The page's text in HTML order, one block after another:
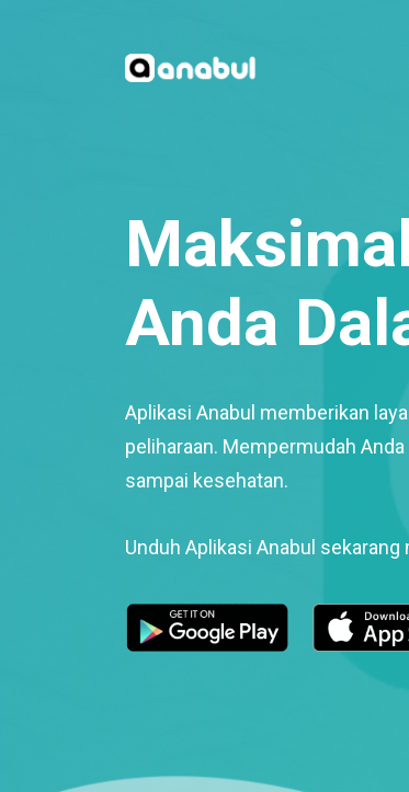
Anda
Aplikasi Anabul memberikan
peliharaan. Mempermudah
sampai kesehatan.
Unduh Aplikasi Anabul